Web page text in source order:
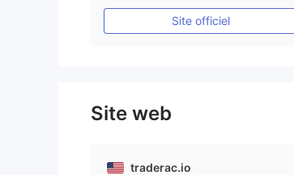
Etiquette principale MT4
Site officiel
Site web
traderac.io